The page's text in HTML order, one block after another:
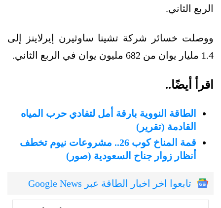
الربع الثاني.
ووصلت خسائر شركة تشينا ساوثيرن إيرلاينز إلى
1.4 مليار يوان من 682 مليون يوان في الربع الثاني.
اقرأ أيضًا..
الطاقة النووية بارقة أمل لتفادي حرب المياه
القادمة (تقرير)
قمة المناخ كوب 26.. مشروعات نيوم تخطف
أنظار زوار جناح السعودية (صور)
تابعوا اخر اخبار الطاقة عبر Google News